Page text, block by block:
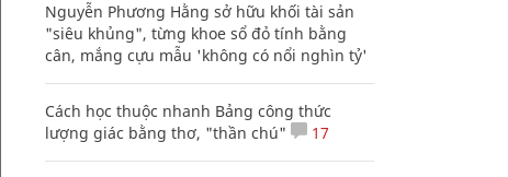
Nguyễn Phương Hằng sở hữu khối tài sản
"siêu khủng", từng khoe sổ đỏ tính bằng
cân, mắng cựu mẫu 'không có nổi nghìn tỷ'
Cách học thuộc nhanh Bảng công thức
lượng giác bằng thơ, "thần chú"
17